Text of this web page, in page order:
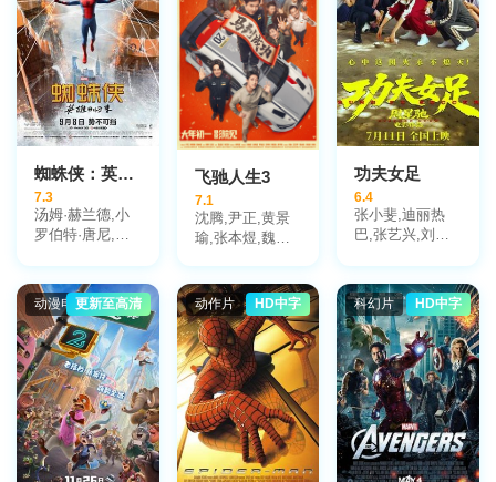
蜘蛛侠：英雄归来
7.3
汤姆·赫兰德,小
罗伯特·唐尼,玛
巴特朗,托尼·雷
沃罗利,赞达亚,
乔恩·费儒,亚伯
拉罕·阿塔哈,劳
拉·哈里尔,迈克
尔·巴尔别里,罗
根·马歇尔-格林,
马丁·斯塔尔,唐
纳德·格洛弗,汉
尼拔·布勒斯,迈
飞驰人生3
7.1
沈腾,尹正,黄景
瑜,张本煜,魏翔,
新成,胡先煦,李
治廷,白宇帆,周
政杰,高华阳,贾
冰,王安宇,陈永
胜,冯绍峰,郝瀚
功夫女足
6.4
张小斐,迪丽热
巴,张艺兴,刘嘉
予安,倪好,赵丽
娜,欧阳靖,张继
聪,欧阳万成,陈
旻,李卓媚
动漫电影更新至高清 动作片 HD中字 科幻片 HD中字